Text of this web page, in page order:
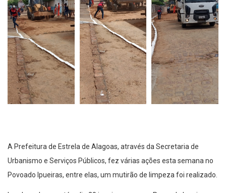
A Prefeitura de Estrela de Alagoas, através da Secretaria de
Urbanismo e Serviços Públicos, fez várias ações esta semana no
Povoado Ipueiras, entre elas, um mutirão de limpeza foi realizado.